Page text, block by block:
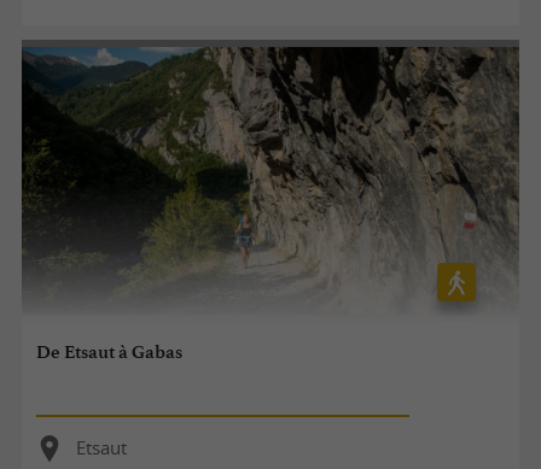
De Etsaut à Gabas
Etsaut